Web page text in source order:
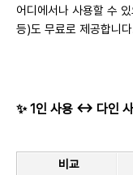
어디에서나 사용할 수
등)도 무료로 제공합니
✨ 1인 사용 ↔ 다인
비교